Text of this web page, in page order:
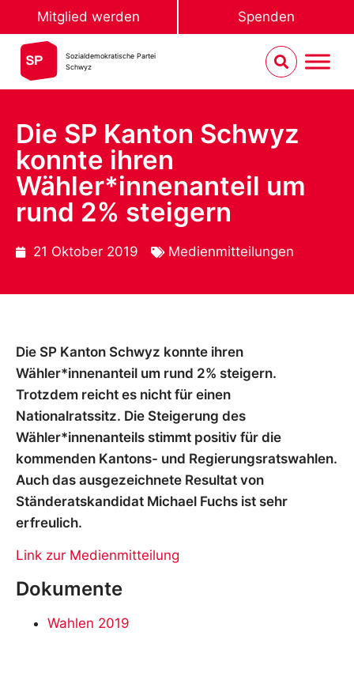
Mitglied werden Spenden
Sozialdemokratische Partei
Schwyz
Die SP Kanton Schwyz
konnte ihren
Wähler*innenanteil um
rund 2% steigern
21 Oktober 2019 Medienmitteilungen
Die SP Kanton Schwyz konnte ihren
Wähler*innenanteil um rund 2% steigern.
Trotzdem reicht es nicht für einen
Nationalratssitz. Die Steigerung des
Wähler*innenanteils stimmt positiv für die
kommenden Kantons- und Regierungsratswahlen.
Auch das ausgezeichnete Resultat von
Ständeratskandidat Michael Fuchs ist sehr
erfreulich.
Link zur Medienmitteilung
Dokumente
Wahlen 2019